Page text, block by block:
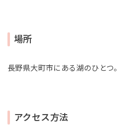
場所
長野県大町市にある湖のひとつ
アクセス方法